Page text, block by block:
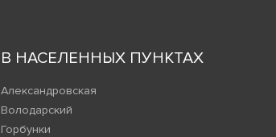
В НАСЕЛЕННЫХ ПУНКТАХ
Александровская
Володарский
Горбунки